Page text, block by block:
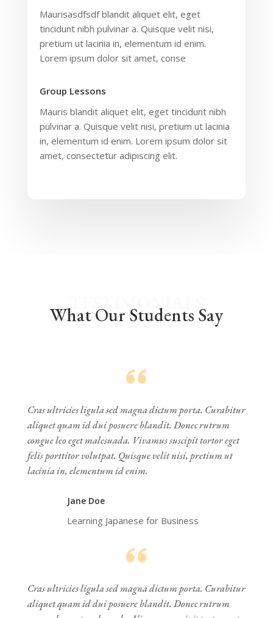
Maurisasdfsdf blandit aliquet elit, eget
tincidunt nibh pulvinar a. Quisque velit nisi,
pretium ut lacinia in, elementum id enim.
Lorem ipsum dolor sit amet, conse
Group Lessons
Mauris blandit aliquet elit, eget tincidunt nibh
pulvinar a. Quisque velit nisi, pretium ut lacinia
in, elementum id enim. Lorem ipsum dolor sit
amet, consectetur adipiscing elit.
TESTIMONIALS
What Our Students Say
Cras ultricies ligula sed magna dictum porta. Curabitur
aliquet quam id dui posuere blandit. Donec rutrum
congue leo eget malesuada. Vivamus suscipit tortor eget
felis porttitor volutpat. Quisque velit nisi, pretium ut
lacinia in, elementum id enim.
Jane Doe
Learning Japanese for Business
Cras ultricies ligula sed magna dictum porta. Curabitur
aliquet quam id dui posuere blandit. Donec rutrum